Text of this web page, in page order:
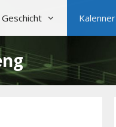
Geschicht Kalenner